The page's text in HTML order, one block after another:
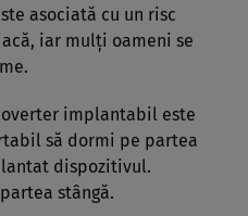
asociată cu un risc
iar mulți oameni se
implantabil este
să dormi pe partea
dispozitivul.
stângă.